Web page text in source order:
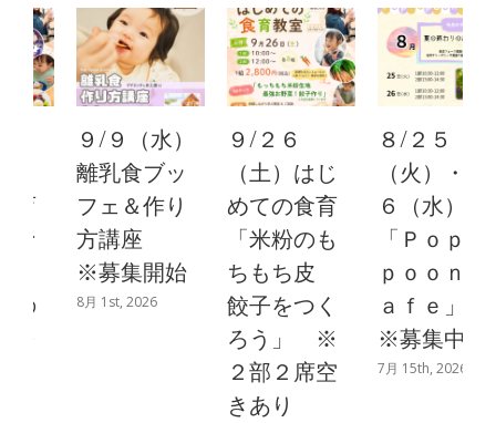
９/９（水）
離乳食ブッ
フェ＆作り
方講座
※募集開始
8月 1st, 2026
９/２６
（土）はじ
めての食育
「米粉のも
ちもち皮
餃子をつく
ろう」 ※
２部２席空
きあり
８/２５
（火）・２
６（水）
「ＰｏｐＳ
ｐｏｏｎＣ
ａｆｅ」
※募集中
7月 15th, 2026